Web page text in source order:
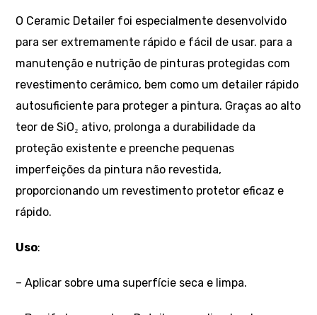
O Ceramic Detailer foi especialmente desenvolvido
para ser extremamente rápido e fácil de usar. para a
manutenção e nutrição de pinturas protegidas com
revestimento cerâmico, bem como um detailer rápido
autosuficiente para proteger a pintura. Graças ao alto
teor de SiO₂ ativo, prolonga a durabilidade da
proteção existente e preenche pequenas
imperfeições da pintura não revestida,
proporcionando um revestimento protetor eficaz e
rápido.
Uso:
– Aplicar sobre uma superfície seca e limpa.